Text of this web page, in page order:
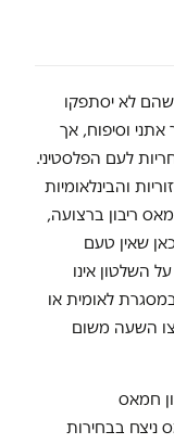
שהם לא יסתפקו
וסיפוח, אך
לעם הפלסטיני.
והבינלאומיות
ריבון ברצועה,
שאין טעם
השלטון אינו
לאומית או
צו השעה משום
חמאס
ניצח בבחירות